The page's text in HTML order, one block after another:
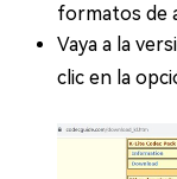
formatos de
Vaya a la
clic en la